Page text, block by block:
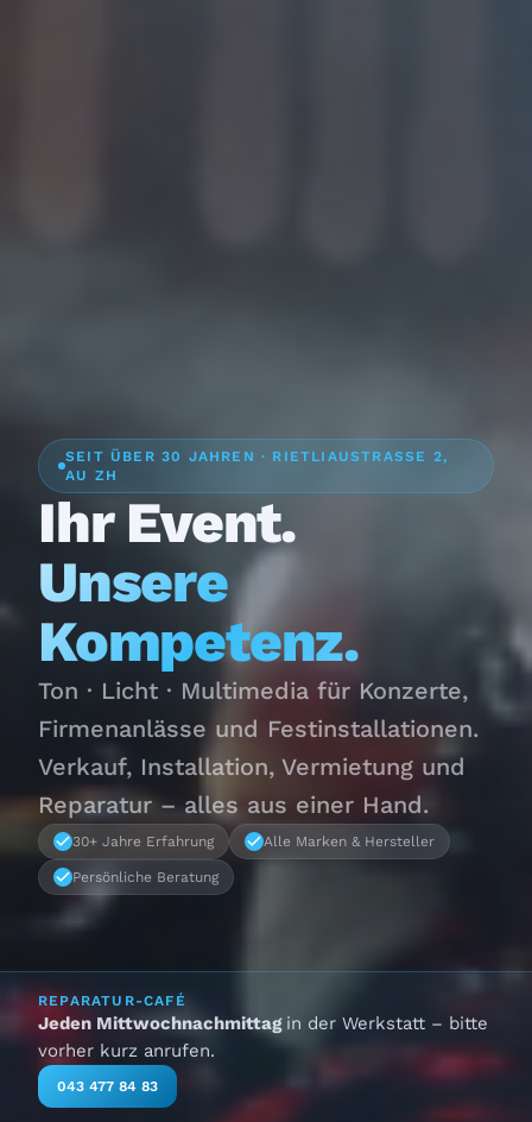
SEIT ÜBER 30 JAHREN · RIETLIAUSTRASSE 2,
AU ZH
Ihr Event.
Unsere
Kompetenz.
Ton · Licht · Multimedia für Konzerte,
Firmenanlässe und Festinstallationen.
Verkauf, Installation, Vermietung und
Reparatur – alles aus einer Hand.
30+ Jahre Erfahrung Alle Marken & Hersteller
Persönliche Beratung
REPARATUR-CAFÉ
Jeden Mittwochnachmittag in der Werkstatt – bitte
vorher kurz anrufen.
043 477 84 83